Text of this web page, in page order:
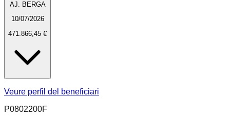
AJ. BERGA
10/07/2026
471.866,45 €
Veure perfil del beneficiari
P0802200F